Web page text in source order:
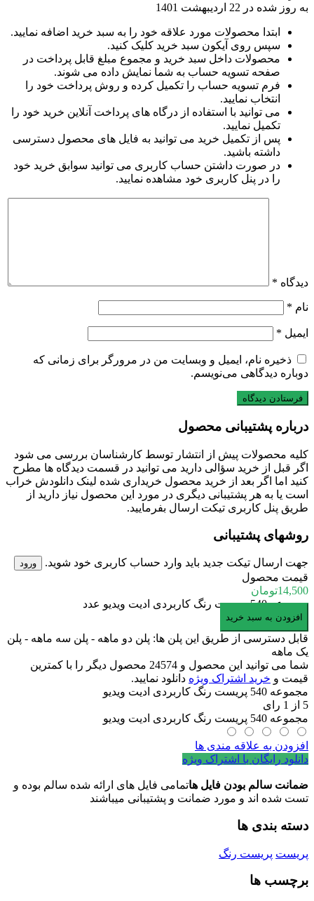
به روز شده در 22 اردیبهشت 1401
ابتدا محصولات مورد علاقه خود را به سبد خرید اضافه نمایید.
سپس روی آیکون سبد خرید کلیک کنید.
محصولات داخل سبد خرید و مجموع مبلغ قابل پرداخت در
صفحه تسویه حساب به شما نمایش داده می شوند.
فرم تسویه حساب را تکمیل کرده و روش پرداخت خود را
انتخاب نمایید.
می توانید با استفاده از درگاه های پرداخت آنلاین خرید خود را
تکمیل نمایید.
پس از تکمیل خرید می توانید به فایل های محصول دسترسی
داشته باشید.
در صورت داشتن حساب کاربری می توانید سوابق خرید خود
را در پنل کاربری خود مشاهده نمایید.
دیدگاه *
نام *
ایمیل *
ذخیره نام، ایمیل و وبسایت من در مرورگر برای زمانی که
دوباره دیدگاهی می‌نویسم.
درباره پشتیبانی محصول
کلیه محصولات پیش از انتشار توسط کارشناسان بررسی می شود
اگر قبل از خرید سؤالی دارید می توانید در قسمت دیدگاه ها مطرح
کنید اما اگر بعد از خرید محصول خریداری شده لینک دانلودش خراب
است یا به هر پشتیبانی دیگری در مورد این محصول نیاز دارید از
طریق پنل کاربری تیکت ارسال بفرمایید.
روشهای پشتیبانی
جهت ارسال تیکت جدید باید وارد حساب کاربری خود شوید. ورود
قیمت محصول
14,500تومان
مجموعه 540 پریست رنگ کاربردی ادیت ویدیو عدد
افزودن به سبد خرید
قابل دسترسی از طریق این پلن ها: پلن دو ماهه - پلن سه ماهه - پلن
یک ماهه
شما می توانید این محصول و 24574 محصول دیگر را با کمترین
قیمت و خرید اشتراک ویژه دانلود نمایید.
مجموعه 540 پریست رنگ کاربردی ادیت ویدیو
5 از 1 رای
مجموعه 540 پریست رنگ کاربردی ادیت ویدیو
افزودن به علاقه مندی ها
دانلود رایگان با اشتراک ویژه
ضمانت سالم بودن فایل هاتمامی فایل های ارائه شده سالم بوده و
تست شده اند و مورد ضمانت و پشتیبانی میباشند
دسته بندی ها
پریست پریست رنگ
برچسب ها